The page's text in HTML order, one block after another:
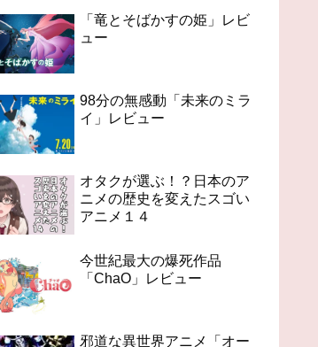
「竜とそばかすの姫」レビ
ュー
98分の無感動「未来のミラ
イ」レビュー
オタクが選ぶ！？日本のア
ニメの歴史を変えたスゴい
アニメ１４
今世紀最大の爆死作品
「ChaO」レビュー
邪道な異世界アニメ「オー